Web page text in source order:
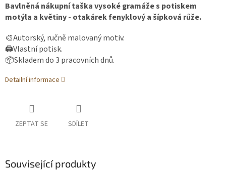
Bavlněná nákupní taška vysoké gramáže s potiskem
motýla a květiny - otakárek fenyklový a šípková růže.
🎨Autorský, ručně malovaný motiv.
🖨️Vlastní potisk.
📦Skladem do 3 pracovních dnů.
Detailní informace
ZEPTAT SE SDÍLET
Související produkty